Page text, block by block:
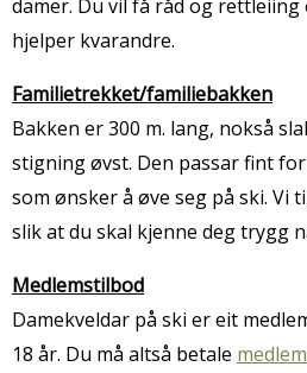
damer. Du vil få råd og
hjelper kvarandre.
Familietrekket/familiebakken
Bakken er 300 m. lang, nokså
stigning øvst. Den passar fint
som ønsker å øve seg på ski. Vi
slik at du skal kjenne deg trygg
Medlemstilbod
Damekveldar på ski er eit
18 år. Du må altså betale